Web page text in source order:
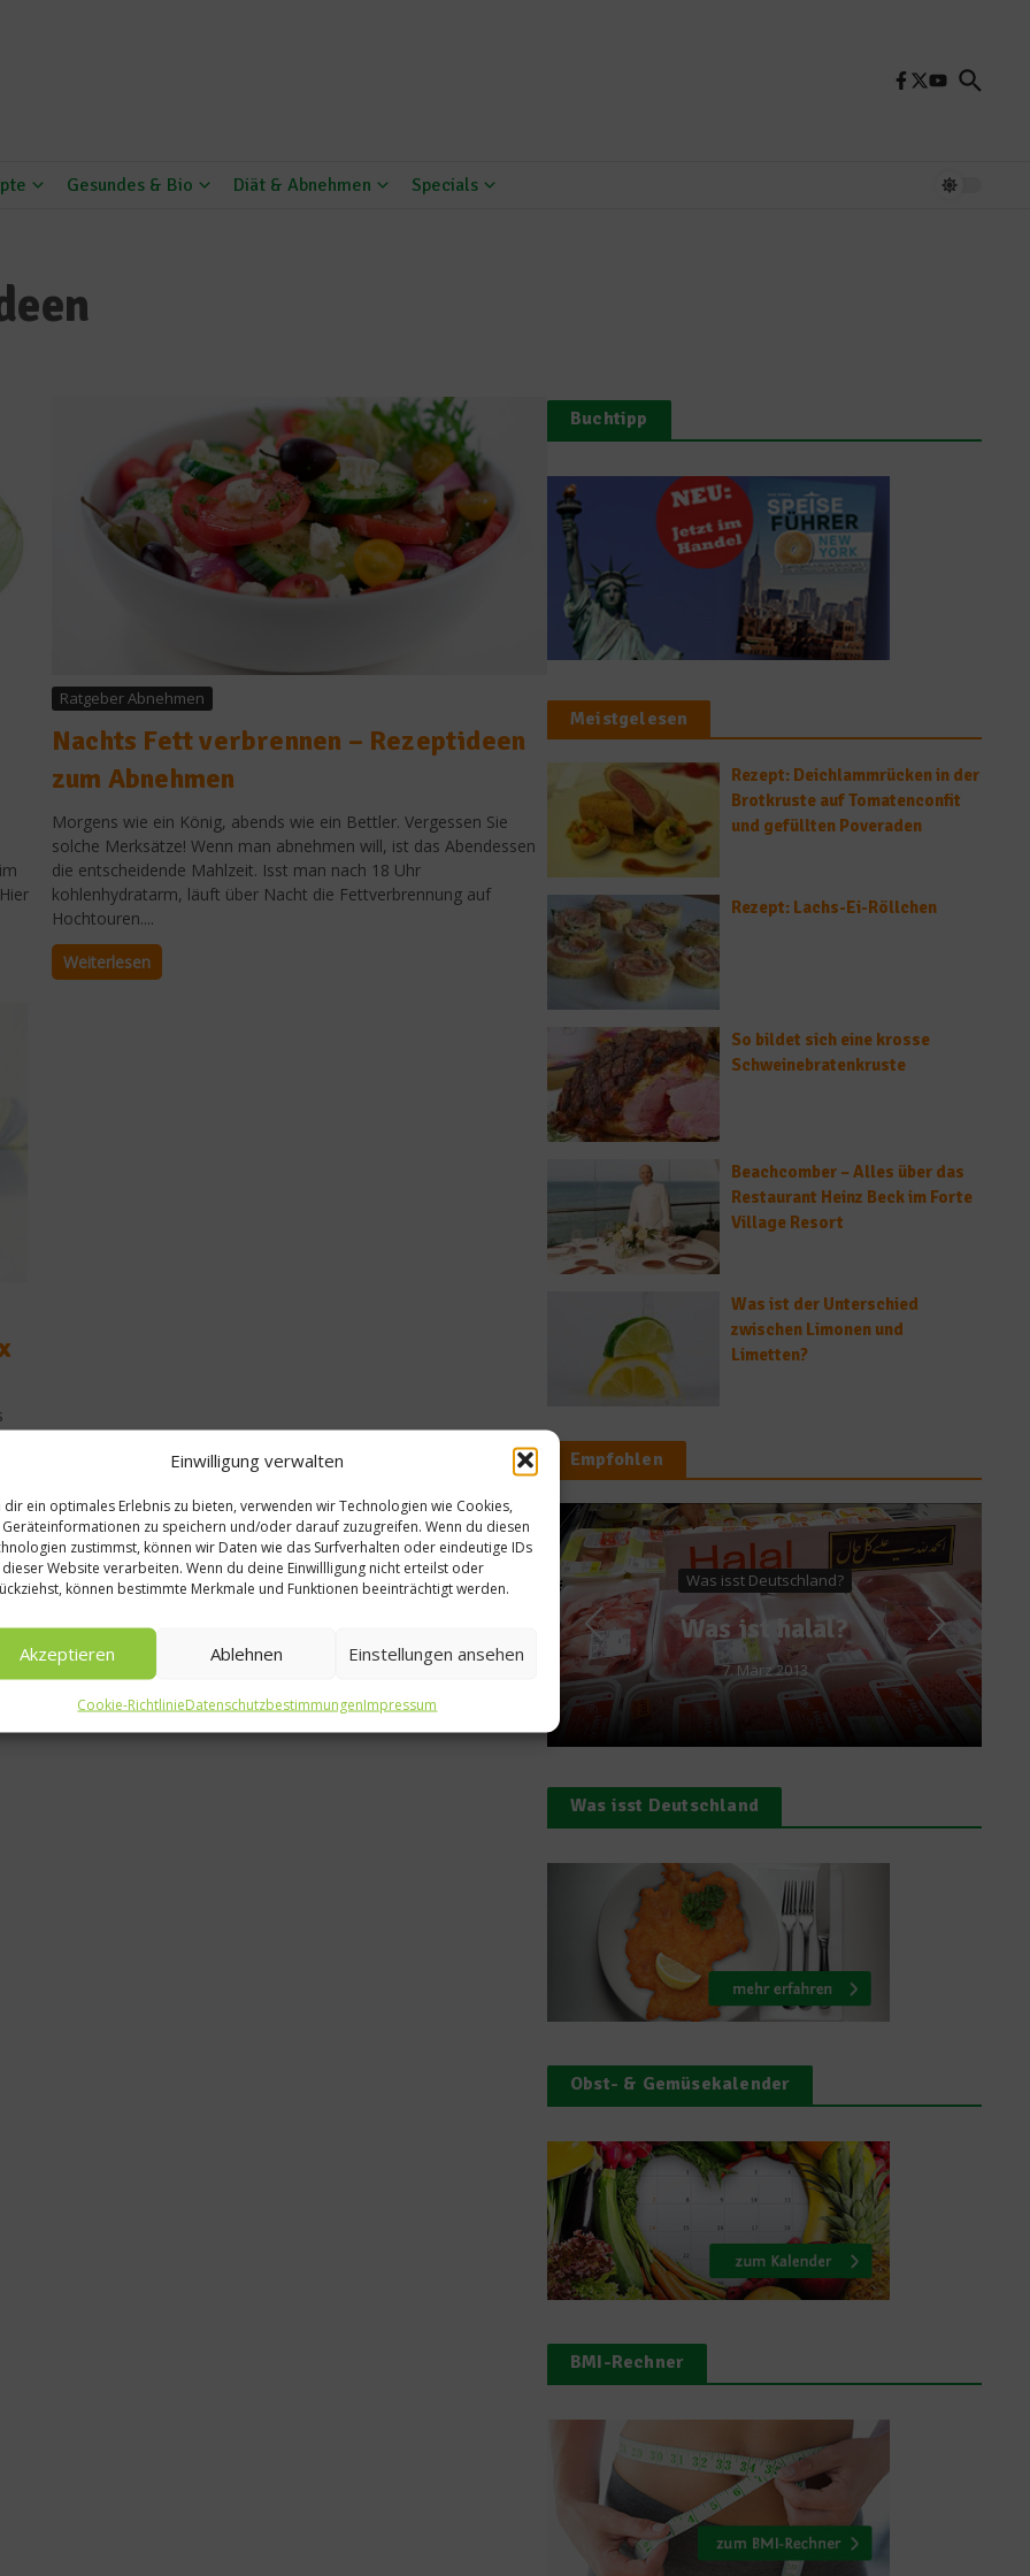
Einwilligung verwalten
dir ein optimales Erlebnis zu bieten, verwenden wir Technologien wie Cookies,
Geräteinformationen zu speichern und/oder darauf zuzugreifen. Wenn du diesen
zustimmst, können wir Daten wie das Surfverhalten oder eindeutige IDs
dieser Website verarbeiten. Wenn du deine Einwillligung nicht erteilst oder
können bestimmte Merkmale und Funktionen beeinträchtigt werden.
Akzeptieren Ablehnen Einstellungen ansehen
Cookie-RichtlinieDatenschutzbestimmungenImpressum
Gesundes & Bio Diät & Abnehmen Specials
Ratgeber Abnehmen
Nachts Fett verbrennen – Rezeptideen
zum Abnehmen
Morgens wie ein König, abends wie ein Bettler. Vergessen Sie
solche Merksätze! Wenn man abnehmen will, ist das Abendessen
die entscheidende Mahlzeit. Isst man nach 18 Uhr
kohlenhydratarm, läuft über Nacht die Fettverbrennung auf
Hochtouren....
Weiterlesen
Buchtipp
Meistgelesen
Rezept: Deichlammrücken in der
Brotkruste auf Tomatenconfit
und gefüllten Poveraden
Rezept: Lachs-Ei-Röllchen
So bildet sich eine krosse
Schweinebratenkruste
Beachcomber – Alles über das
Restaurant Heinz Beck im Forte
Village Resort
Was ist der Unterschied
zwischen Limonen und
Limetten?
Empfohlen
Was isst Deutschland?
7. März 2013
Getränke
The Future of
19. Januar 2017
Was isst Deutschland
Obst- & Gemüsekalender
BMI-Rechner